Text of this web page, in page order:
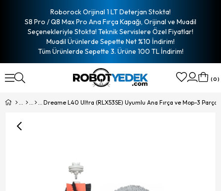
Roborock Orijinal 1 LT Deterjan Stokta!
S8 Pro / Q8 Max Pro Ana Fırça Kapağı, Orijinal ve Muadil
Seçenekleriyle Stokta! Teknik Servislere Özel Fiyatlar!
Muadil Ürünlerde Sepette Net %10 İndirim!
Tüm Ürünlerde Sepette 3. Ürüne 100 TL İndirim!
0
Dreame L40 Ultra (RLX53SE) Uyumlu Ana Fırça ve Mop-3 Parça